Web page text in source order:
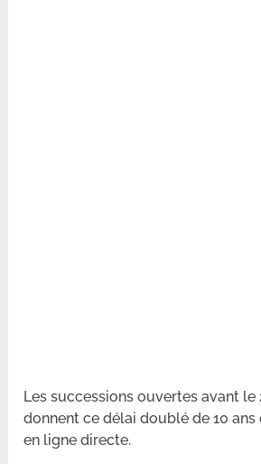
Les successions ouvertes avant le
donnent ce délai doublé de 10 ans
en ligne directe.